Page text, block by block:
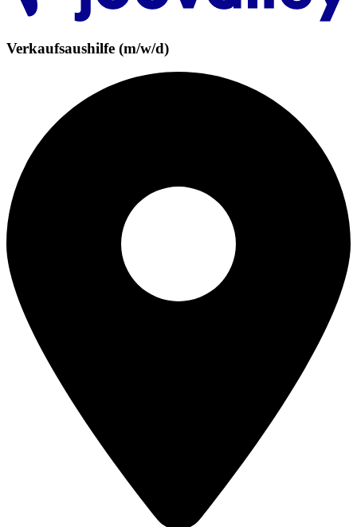
Verkaufsaushilfe (m/w/d)